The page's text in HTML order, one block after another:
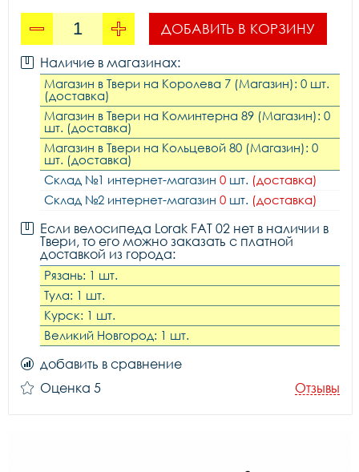
ДОБАВИТЬ В КОРЗИНУ
Наличие в магазинах:
Магазин в Твери на Королева 7 (Магазин): 0 шт.
(доставка)
Магазин в Твери на Коминтерна 89 (Магазин): 0
шт. (доставка)
Магазин в Твери на Кольцевой 80 (Магазин): 0
шт. (доставка)
Склад №1 интернет-магазин 0 шт. (доставка)
Склад №2 интернет-магазин 0 шт. (доставка)
Если велосипеда Lorak FAT 02 нет в наличии в
Твери, то его можно заказать с платной
доставкой из города:
Рязань: 1 шт.
Тула: 1 шт.
Курск: 1 шт.
Великий Новгород: 1 шт.
добавить в сравнение
Оценка 5
Отзывы